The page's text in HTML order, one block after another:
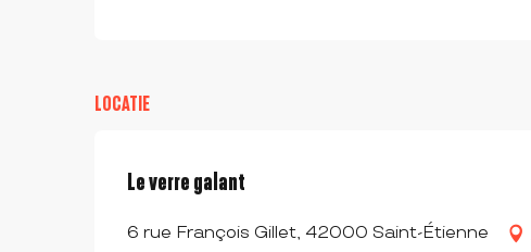
LOCATIE
Le verre galant
6 rue François Gillet, 42000 Saint-Étienne